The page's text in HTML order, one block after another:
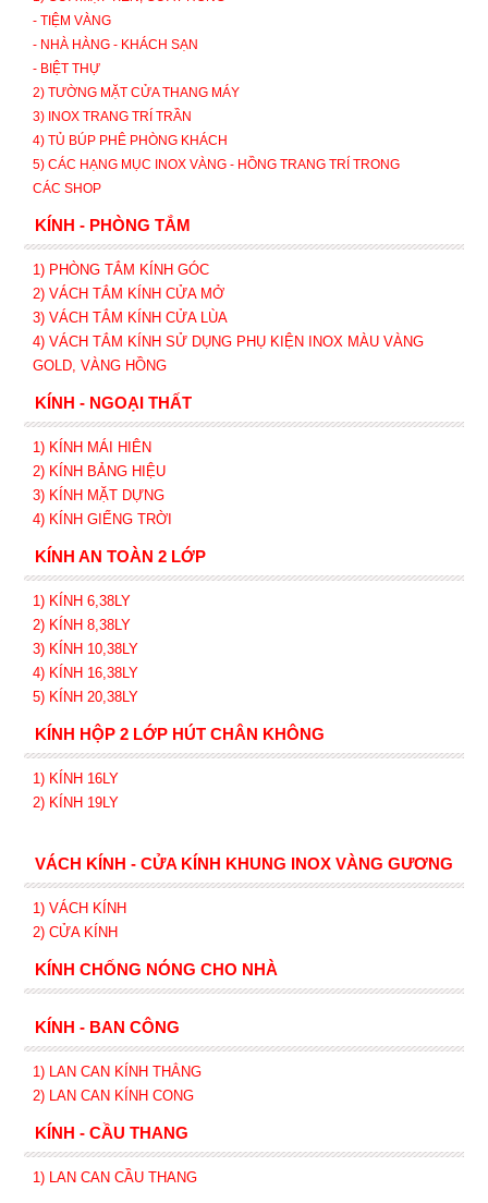
- TIỆM VÀNG
- NHÀ HÀNG - KHÁCH SẠN
- BIỆT THỰ
2) TƯỜNG MẶT CỬA THANG MÁY
3) INOX TRANG TRÍ TRẦN
4) TỦ BÚP PHÊ PHÒNG KHÁCH
5) CÁC HẠNG MỤC INOX VÀNG - HỒNG TRANG TRÍ TRONG
CÁC SHOP
KÍNH - PHÒNG TẮM
1) PHÒNG TẮM KÍNH GÓC
2) VÁCH TẮM KÍNH CỬA MỞ
3) VÁCH TẮM KÍNH CỬA LÙA
4) VÁCH TẮM KÍNH SỬ DỤNG PHỤ KIỆN INOX MÀU VÀNG
GOLD, VÀNG HỒNG
KÍNH - NGOẠI THẤT
1) KÍNH MÁI HIÊN
2) KÍNH BẢNG HIỆU
3) KÍNH MẶT DỰNG
4) KÍNH GIẾNG TRỜI
KÍNH AN TOÀN 2 LỚP
1) KÍNH 6,38LY
2) KÍNH 8,38LY
3) KÍNH 10,38LY
4) KÍNH 16,38LY
5) KÍNH 20,38LY
KÍNH HỘP 2 LỚP HÚT CHÂN KHÔNG
1) KÍNH 16LY
2) KÍNH 19LY
VÁCH KÍNH - CỬA KÍNH KHUNG INOX VÀNG GƯƠNG
1) VÁCH KÍNH
2) CỬA KÍNH
KÍNH CHỐNG NÓNG CHO NHÀ
KÍNH - BAN CÔNG
1) LAN CAN KÍNH THẲNG
2)
LAN CAN KÍNH CONG
KÍNH - CẦU THANG
1) LAN CAN CẦU THANG